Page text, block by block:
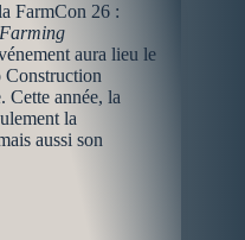
FarmCon 26 :
Farming
aura lieu le
Construction
Cette année, la
la
aussi son